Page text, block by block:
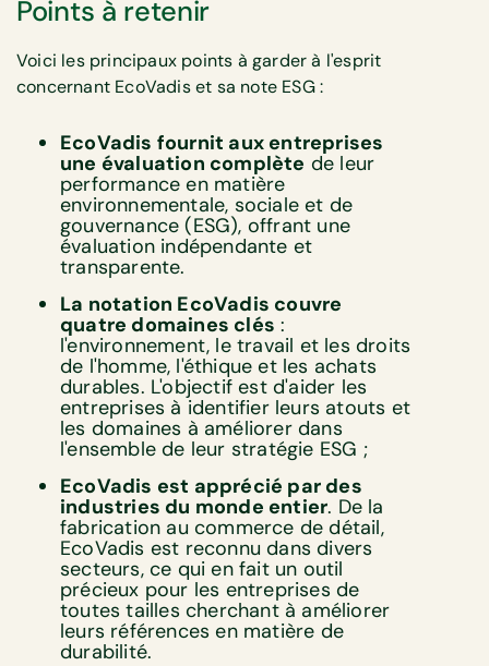
Points à retenir
Voici les principaux points à garder à l'esprit
concernant EcoVadis et sa note ESG :
EcoVadis fournit aux entreprises
une évaluation complète de leur
performance en matière
environnementale, sociale et de
gouvernance (ESG), offrant une
évaluation indépendante et
transparente.
La notation EcoVadis couvre
quatre domaines clés :
l'environnement, le travail et les droits
de l'homme, l'éthique et les achats
durables. L'objectif est d'aider les
entreprises à identifier leurs atouts et
les domaines à améliorer dans
l'ensemble de leur stratégie ESG ;
EcoVadis est apprécié par des
industries du monde entier. De la
fabrication au commerce de détail,
EcoVadis est reconnu dans divers
secteurs, ce qui en fait un outil
précieux pour les entreprises de
toutes tailles cherchant à améliorer
leurs références en matière de
durabilité.